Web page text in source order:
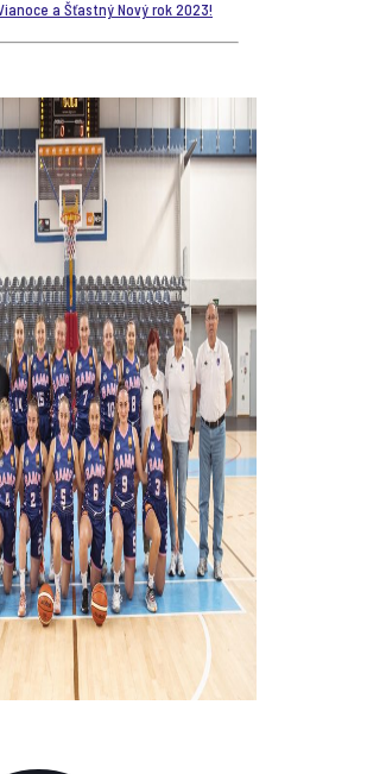
a Šťastný Nový rok 2023!